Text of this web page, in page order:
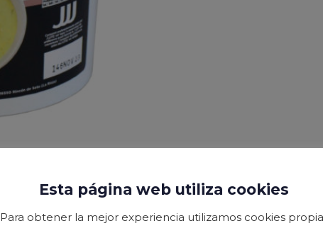
Esta página web utiliza cookies
Para obtener la mejor experiencia utilizamos cookies